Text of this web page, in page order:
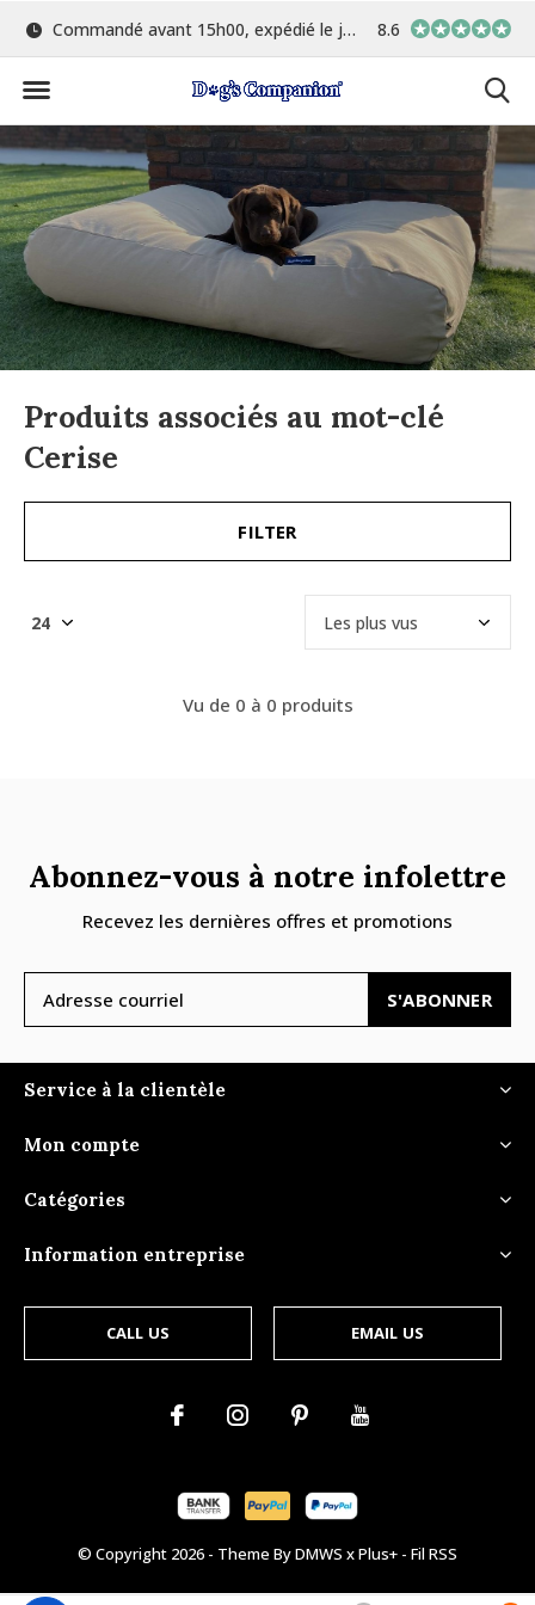
Commandé avant 15h00, expédié le jour même Le plus grand choix
8.6
Produits associés au mot-clé
Cerise
FILTER
Vu de 0 à 0 produits
Abonnez-vous à notre infolettre
Recevez les dernières offres et promotions
S'ABONNER
Service à la clientèle
Mon compte
Catégories
Information entreprise
CALL US EMAIL US
© Copyright 2026 - Theme ByDMWS xPlus+ - Fil RSS